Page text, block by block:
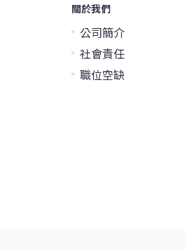
關於我們
公司簡介
社會責任
職位空缺